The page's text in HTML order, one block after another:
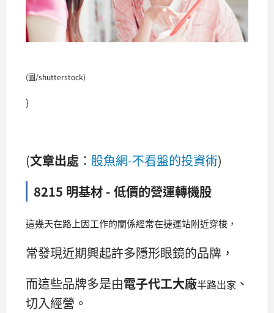
(圖/shutterstock)
}
(文章出處 ： 股魚網-不看盤的投資術)
8215 明基材 - 低價的營運轉機股
這幾天在路上因工作的關係經常在捷運站附近穿梭，
常發現近期興起許多隱形眼鏡的品牌，
而這些品牌多是由電子代工大廠半路出家 、
切入經營。